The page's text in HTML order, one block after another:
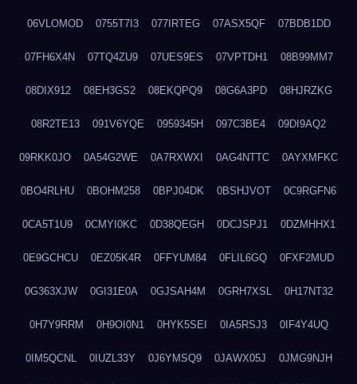
06VLOMOD 0755T7I3 077IRTEG 07ASX5QF 07BDB1DD
07FH6X4N 07TQ4ZU9 07UES9ES 07VPTDH1 08B99MM7
08DIX912 08EH3GS2 08EKQPQ9 08G6A3PD 08HJRZKG
08R2TE13 091V6YQE 0959345H 097C3BE4 09DI9AQ2
09RKK0JO 0A54G2WE 0A7RXWXI 0AG4NTTC 0AYXMFKC
0BO4RLHU 0BOHM258 0BPJ04DK 0BSHJVOT 0C9RGFN6
0CA5T1U9 0CMYI0KC 0D38QEGH 0DCJSPJ1 0DZMHHX1
0E9GCHCU 0EZ05K4R 0FFYUM84 0FLIL6GQ 0FXF2MUD
0G363XJW 0GI31E0A 0GJSAH4M 0GRH7XSL 0H17NT32
0H7Y9RRM 0H9OI0N1 0HYK5SEI 0IA5RSJ3 0IF4Y4UQ
0IM5QCNL 0IUZL33Y 0J6YMSQ9 0JAWX05J 0JMG9NJH